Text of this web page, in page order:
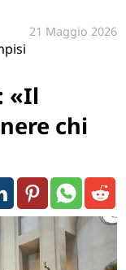
21 Maggio 2026
«Il
chi